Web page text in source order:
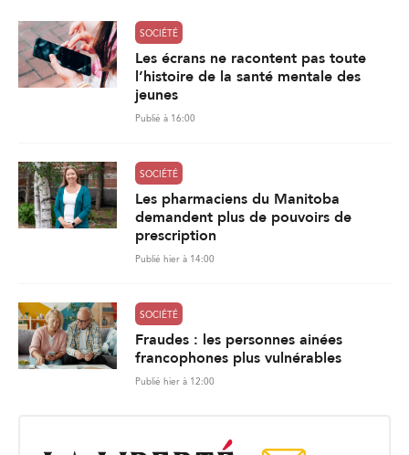
SOCIÉTÉ
Les écrans ne racontent pas toute
l’histoire de la santé mentale des
jeunes
Publié à 16:00
SOCIÉTÉ
Les pharmaciens du Manitoba
demandent plus de pouvoirs de
prescription
Publié hier à 14:00
SOCIÉTÉ
Fraudes : les personnes ainées
francophones plus vulnérables
Publié hier à 12:00